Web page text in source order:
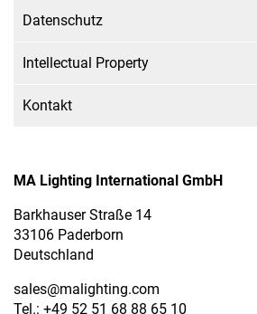
Datenschutz
Intellectual Property
Kontakt
MA Lighting International GmbH
Barkhauser Straße 14
33106 Paderborn
Deutschland
sales@malighting.com
Tel.: +49 52 51 68 88 65 10